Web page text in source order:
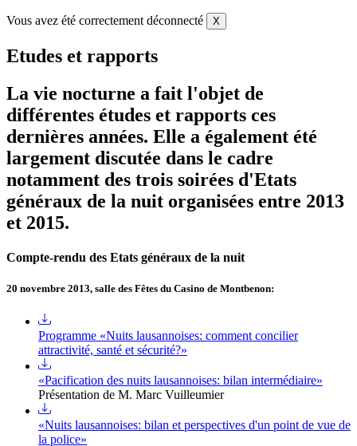
Vous avez été correctement déconnecté X
Etudes et rapports
La vie nocturne a fait l'objet de
différentes études et rapports ces
dernières années. Elle a également été
largement discutée dans le cadre
notamment des trois soirées d'Etats
généraux de la nuit organisées entre 2013
et 2015.
Compte-rendu des Etats généraux de la nuit
20 novembre 2013, salle des Fêtes du Casino de Montbenon:
Programme «Nuits lausannoises: comment concilier
attractivité, santé et sécurité?»
«Pacification des nuits lausannoises: bilan intermédiaire»
Présentation de M. Marc Vuilleumier
«Nuits lausannoises: bilan et perspectives d'un point de vue de
la police»